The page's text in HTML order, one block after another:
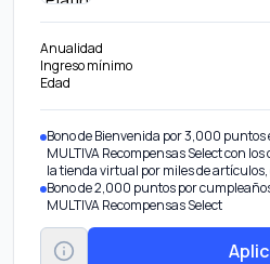
Anualidad
Ingreso mínimo
Edad
Bono de Bienvenida por 3,000
MULTIVA Recompensas Select con
la tienda virtual por miles de
Bono de 2,000 puntos por
MULTIVA Recompensas Select